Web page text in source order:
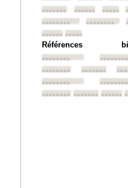
••••••••
••••••••
••••••••
••••••••
••••••••••••••••
Références
••••••••
••••••••
••••••••
••••••••
•••••••• ••••••••